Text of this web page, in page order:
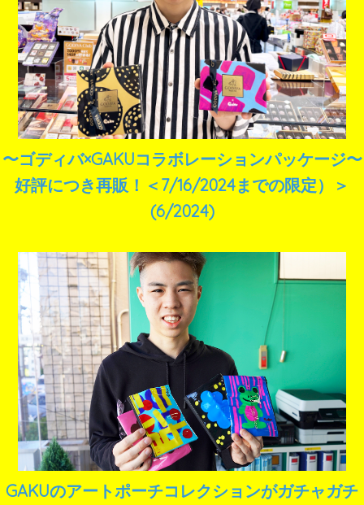
〜ゴディバ×GAKUコラボレーションパッケージ〜
好評につき再販！＜7/16/2024までの限定）＞
(6/2024)
GAKUのアートポーチコレクションがガチャガチ